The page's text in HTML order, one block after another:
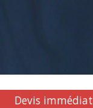
Devis immédiat